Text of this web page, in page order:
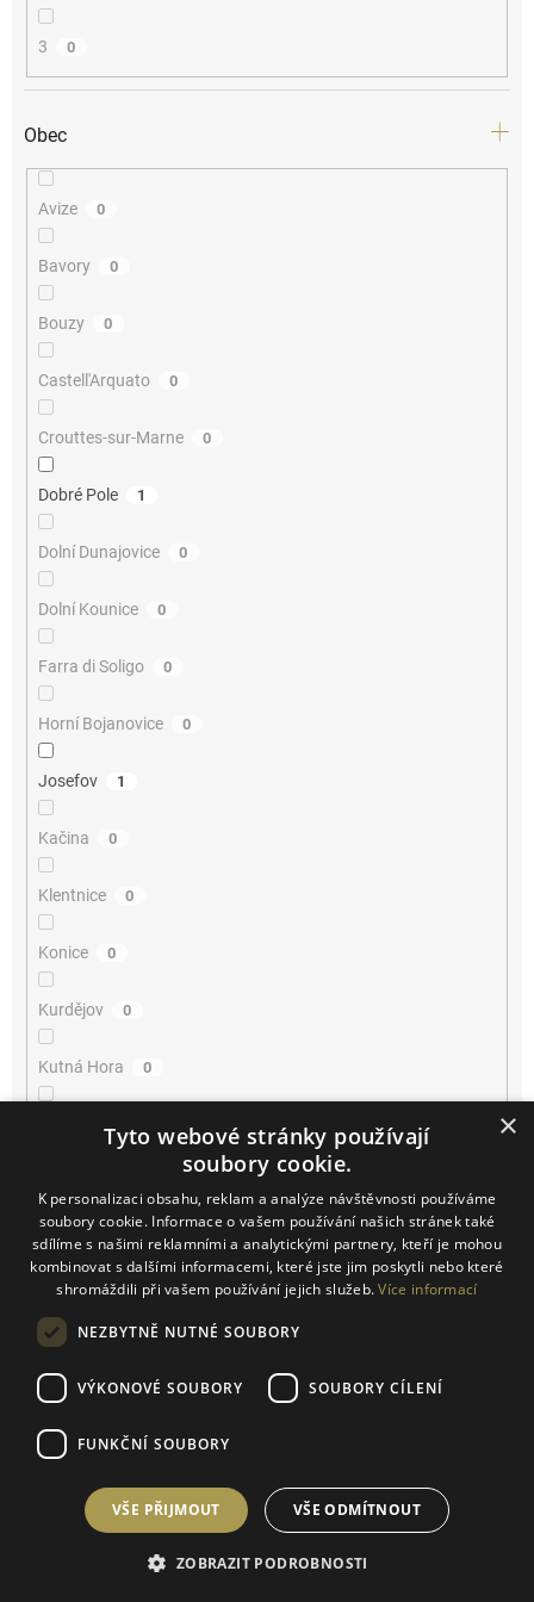
3 0
Obec
Avize 0
Bavory 0
Bouzy 0
Castell'Arquato 0
Crouttes-sur-Marne 0
Dobré Pole 1
Dolní Dunajovice 0
Dolní Kounice 0
Farra di Soligo 0
Horní Bojanovice 0
Josefov 1
Kačina 0
Klentnice 0
Konice 0
Kurdějov 0
Kutná Hora 0
0
Mikulov 1
Miroslav 1
Němčičky
Olbrahomice
×
Tyto webové stránky používají
soubory cookie.
K personalizaci obsahu, reklam a analýze návštěvnosti používáme
soubory cookie. Informace o vašem používání našich stránek také
sdílíme s našimi reklamními a analytickými partnery, kteří je mohou
kombinovat s dalšími informacemi, které jste jim poskytli nebo které
shromáždili při vašem používání jejich služeb.Více informací
NEZBYTNĚ NUTNÉ SOUBORY
VÝKONOVÉ SOUBORY SOUBORY CÍLENÍ
FUNKČNÍ SOUBORY
VŠE PŘIJMOUT VŠE ODMÍTNOUT
ZOBRAZIT PODROBNOSTI